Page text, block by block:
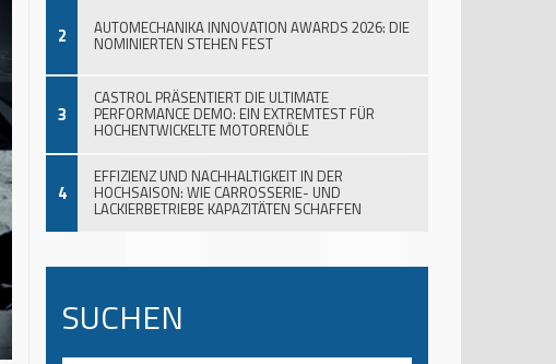
2 AUTOMECHANIKA INNOVATION AWARDS 2026: DIE
NOMINIERTEN STEHEN FEST
3
CASTROL PRÄSENTIERT DIE ULTIMATE
PERFORMANCE DEMO: EIN EXTREMTEST FÜR
HOCHENTWICKELTE MOTORENÖLE
4
EFFIZIENZ UND NACHHALTIGKEIT IN DER
HOCHSAISON: WIE CARROSSERIE- UND
LACKIERBETRIEBE KAPAZITÄTEN SCHAFFEN
SUCHEN